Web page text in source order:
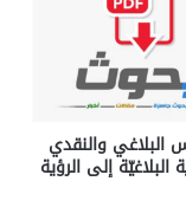
البلاغي والنقدي
البلاغيّة إلى الرؤية